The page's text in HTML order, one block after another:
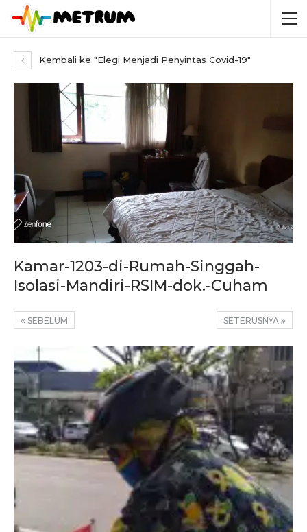
Kembali ke "Elegi Menjadi Penyintas Covid-19"
Kamar-1203-di-Rumah-Singgah-
Isolasi-Mandiri-RSIM-dok.-Cuham
SETERUSNYA
SEBELUM